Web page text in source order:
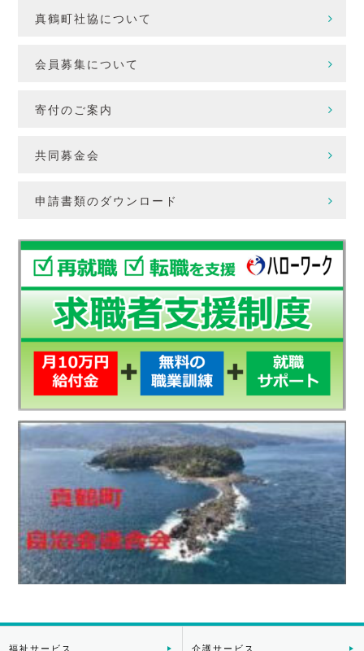
真鶴町社協について
会員募集について
寄付のご案内
共同募金会
申請書類のダウンロード
福祉サービス 介護サービス